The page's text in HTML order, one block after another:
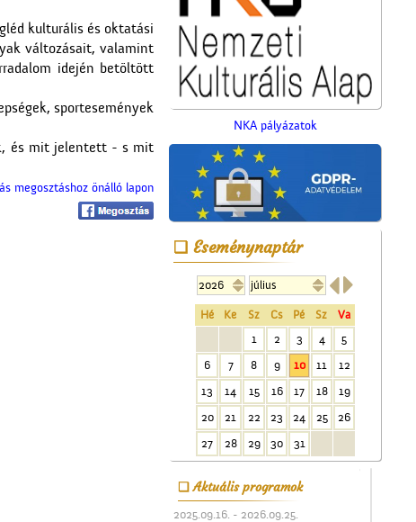
kulturális és oktatási
változásait, valamint
idején betöltött
sportesemények
és mit jelentett - s mit
megosztáshoz önálló lapon
NKA pályázatok
Eseménynaptár

Hé Ke Sz Cs Pé Sz
Va
1
2 3 4
5
6
7 8 9 10 11
12
13
14 15 16 17 18
19
20
21 22 23 24 25
26
27
28 29 30 31
Aktuális programok
2025.09.16. - 2026.09.25.
A számolócédulák
Megérkezés Ceglédre